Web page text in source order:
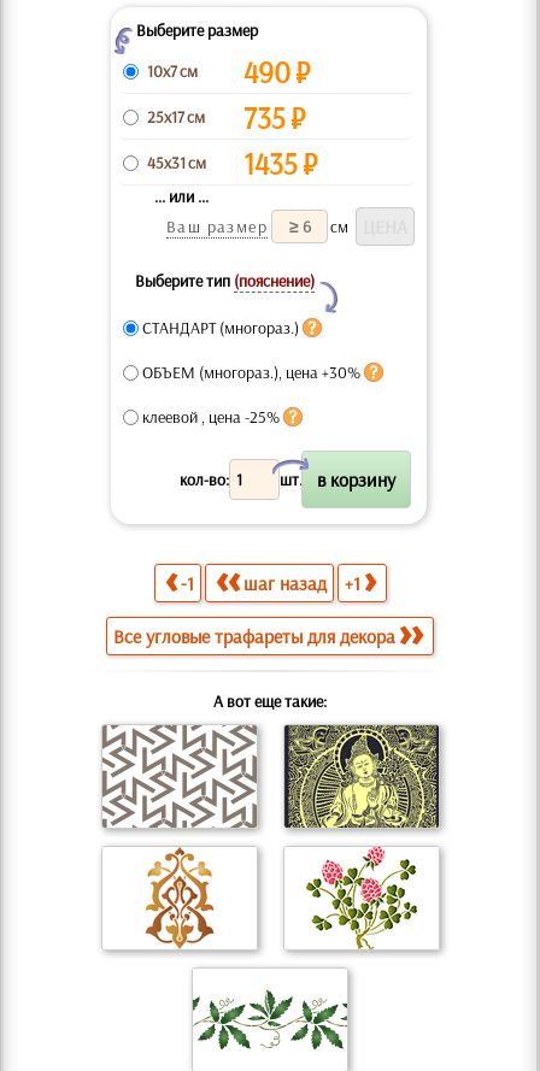
ZВыберите размер
10x7 см
490₽
25x17 см 735₽
45x31 см 1435₽
... или ...
Ваш размер
см
Выберите тип (пояснение)
Y
СТАНДАРТ (многораз.)
ОБЪЕМ (многораз.), цена +30%
клеевой , цена -25%
кол-во: шт.
X
-1 шаг назад +1
Все угловые трафареты для декора
А вот еще такие: